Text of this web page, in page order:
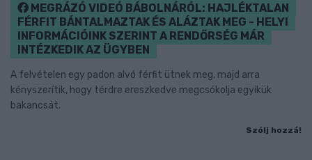
MEGRÁZÓ VIDEÓ BÁBOLNÁRÓL: HAJLÉKTALAN
FÉRFIT BÁNTALMAZTAK ÉS ALÁZTAK MEG - HELYI
INFORMÁCIÓINK SZERINT A RENDŐRSÉG MÁR
INTÉZKEDIK AZ ÜGYBEN
A felvételen egy padon alvó férfit ütnek meg, majd arra
kényszerítik, hogy térdre ereszkedve megcsókolja egyikük
bakancsát.
Szólj hozzá!